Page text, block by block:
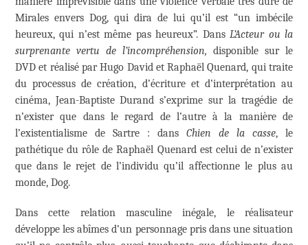
Mirales envers Dog, qui dira de lui qu’il est “un imbécile
heureux, qui n’est même pas heureux”. DansL’Acteur ou la
surprenante vertu de l’incompréhension, disponible sur le
DVD et réalisé par Hugo David et Raphaël Quenard, qui traite
du processus de création, d’écriture et d’interprétation au
cinéma, Jean-Baptiste Durand s’exprime sur la tragédie de
n’exister que dans le regard de l’autre à la manière de
l’existentialisme de Sartre : dans Chien de la casse, le
pathétique du rôle de Raphaël Quenard est celui de n’exister
que dans le rejet de l’individu qu’il affectionne le plus au
monde, Dog.
Dans cette relation masculine inégale, le réalisateur
développe les abîmes d’un personnage pris dans une situation